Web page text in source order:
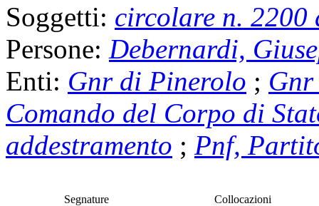
Soggetti: circolare n.
Persone: Debernardi,
Enti: Gnr di Pinerolo ;
Comando del Corpo di
addestramento ; Pnf,
Segnature
Collocazioni